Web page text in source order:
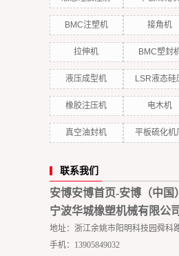
BMC注塑机 接角机
拉伸机 BMC塑封
液压成型机 LSR液态硅
橡胶注压机 电木机
真空油封机 平板硫化机
联系我们
安博安博首页-安博（中国）
宁波华城橡塑机械有限公司
地址：浙江余姚市阳明科技园舜科
手机：13905849032